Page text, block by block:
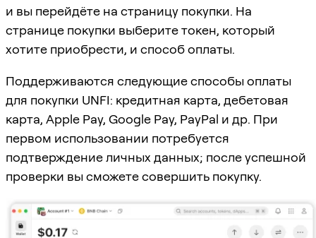
и вы перейдёте на страницу покупки. На
странице покупки выберите токен, который
хотите приобрести, и способ оплаты.
Поддерживаются следующие способы оплаты
для покупки UNFI: кредитная карта, дебетовая
карта, Apple Pay, Google Pay, PayPal и др. При
первом использовании потребуется
подтверждение личных данных; после успешной
проверки вы сможете совершить покупку.